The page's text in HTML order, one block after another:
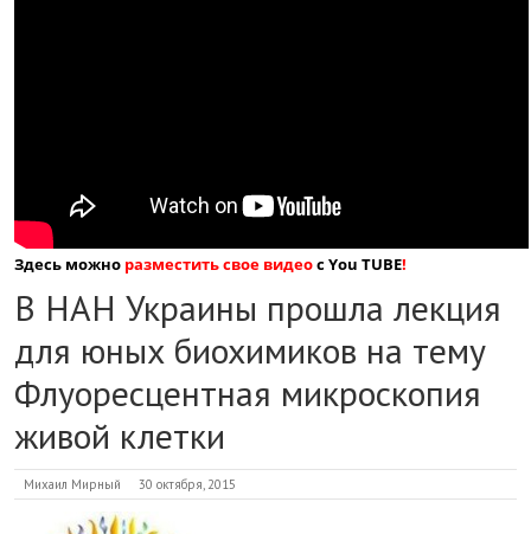
Здесь можно разместить свое видеос You TUBE!
В НАН Украины прошла лекция
для юных биохимиков на тему
Флуоресцентная микроскопия
живой клетки
Михаил Мирный 30 октября, 2015